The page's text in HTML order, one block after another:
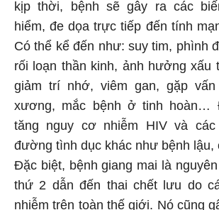
kịp thời, bệnh sẽ gây ra các
hiểm, đe dọa trực tiếp đến tính
Có thể kể đến như: suy tim, phình
rối loạn thần kinh, ảnh hưởng xấu
giảm trí nhớ, viêm gan, gặp
xương, mắc bệnh ở tinh hoàn…
tăng nguy cơ nhiễm HIV và
đường tình dục khác như bệnh
Đặc biệt, bệnh giang mai là
thứ 2 dẫn đến thai chết lưu do
nhiễm trên toàn thế giới. Nó cũng